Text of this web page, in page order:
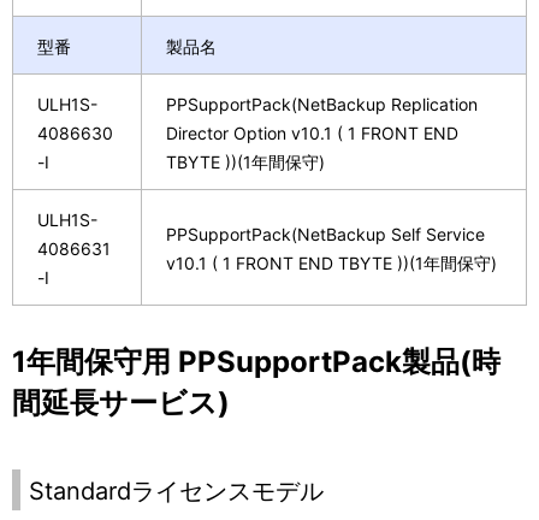
型番 製品名
ULH1S-
4086630
-I
PPSupportPack(NetBackup Replication
Director Option v10.1 ( 1 FRONT END
TBYTE ))(1年間保守)
ULH1S-
4086631
-I
PPSupportPack(NetBackup Self Service
v10.1 ( 1 FRONT END TBYTE ))(1年間保守)
1年間保守用 PPSupportPack製品(時
間延長サービス)
Standardライセンスモデル